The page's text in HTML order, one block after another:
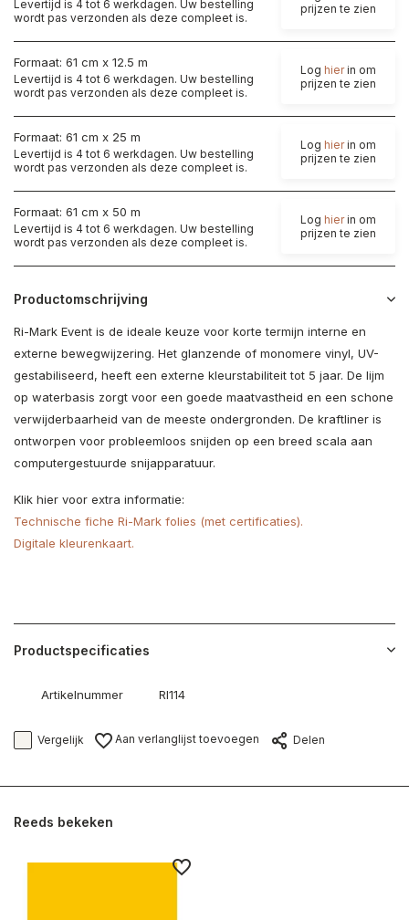
Levertijd is 4 tot 6 werkdagen. Uw bestelling
wordt pas verzonden als deze compleet is.
prijzen te zien
Formaat: 61 cm x 12.5 m
Levertijd is 4 tot 6 werkdagen. Uw bestelling
wordt pas verzonden als deze compleet is.
Log hierin om
prijzen te zien
Formaat: 61 cm x 25 m
Levertijd is 4 tot 6 werkdagen. Uw bestelling
wordt pas verzonden als deze compleet is.
Log hierin om
prijzen te zien
Formaat: 61 cm x 50 m
Levertijd is 4 tot 6 werkdagen. Uw bestelling
wordt pas verzonden als deze compleet is.
Log hierin om
prijzen te zien
Productomschrijving
Ri-Mark Event is de ideale keuze voor korte termijn interne en
externe bewegwijzering. Het glanzende of monomere vinyl, UV-
gestabiliseerd, heeft een externe kleurstabiliteit tot 5 jaar. De lijm
op waterbasis zorgt voor een goede maatvastheid en een schone
verwijderbaarheid van de meeste ondergronden. De kraftliner is
ontworpen voor probleemloos snijden op een breed scala aan
computergestuurde snijapparatuur.
Klik hier voor extra informatie:
Technische fiche Ri-Mark folies (met certificaties).
Digitale kleurenkaart.
Productspecificaties
Artikelnummer RI114
Vergelijk Aan verlanglijst toevoegen Delen
Reeds bekeken